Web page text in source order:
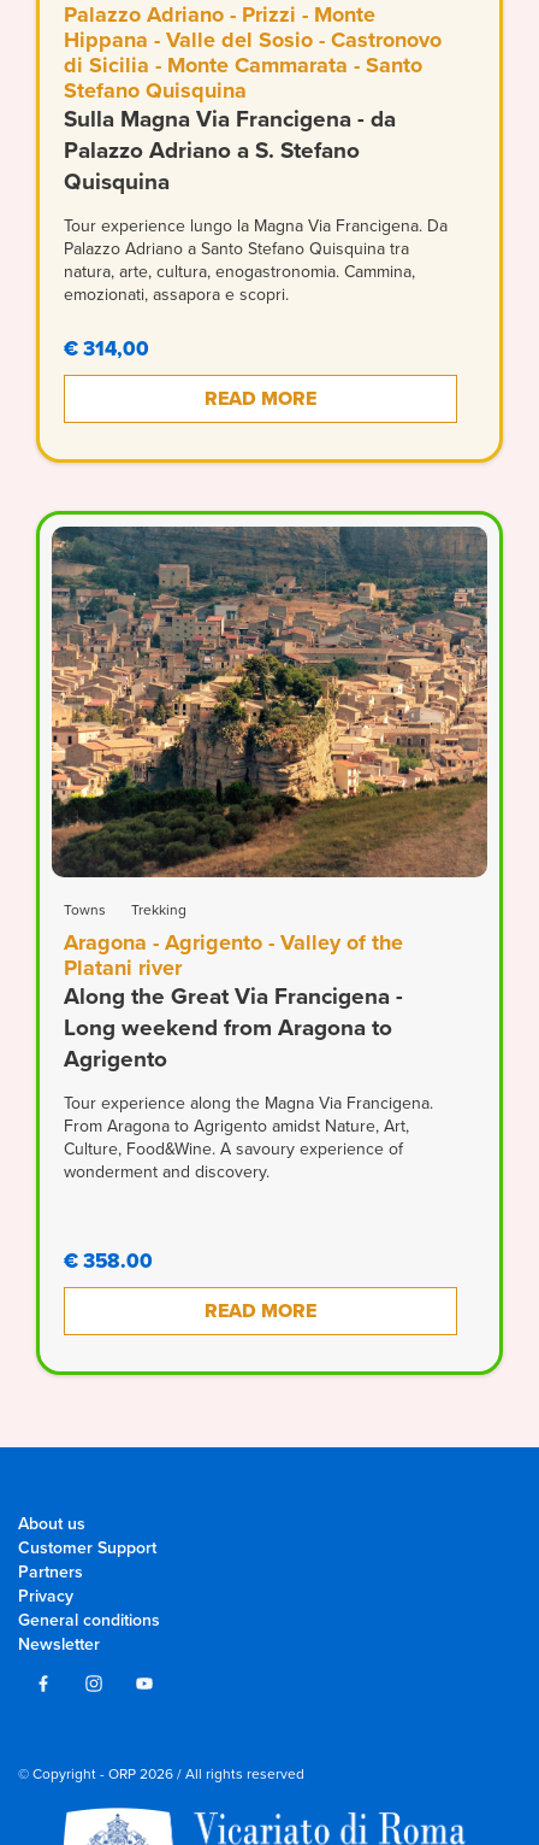
Palazzo Adriano - Prizzi - Monte
Hippana - Valle del Sosio - Castronovo
di Sicilia - Monte Cammarata - Santo
Stefano Quisquina
Sulla Magna Via Francigena - da
Palazzo Adriano a S. Stefano
Quisquina
Tour experience lungo la Magna Via Francigena. Da
Palazzo Adriano a Santo Stefano Quisquina tra
natura, arte, cultura, enogastronomia. Cammina,
emozionati, assapora e scopri.
€ 314,00
READ MORE
Towns Trekking
Aragona - Agrigento - Valley of the
Platani river
Along the Great Via Francigena -
Long weekend from Aragona to
Agrigento
Tour experience along the Magna Via Francigena.
From Aragona to Agrigento amidst Nature, Art,
Culture, Food&Wine. A savoury experience of
wonderment and discovery.
€ 358.00
READ MORE
About us
Customer Support
Partners
Privacy
General conditions
Newsletter
© Copyright - ORP 2026 / All rights reserved